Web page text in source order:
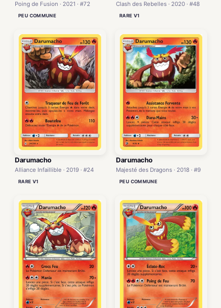
Poing de Fusion · 2021 · #72
PEU COMMUNE
Clash des Rebelles · 2020 · #48
RARE V1
Darumacho
Alliance Infaillible · 2019 · #24
RARE V1
Darumacho
Majesté des Dragons · 2018 · #9
PEU COMMUNE